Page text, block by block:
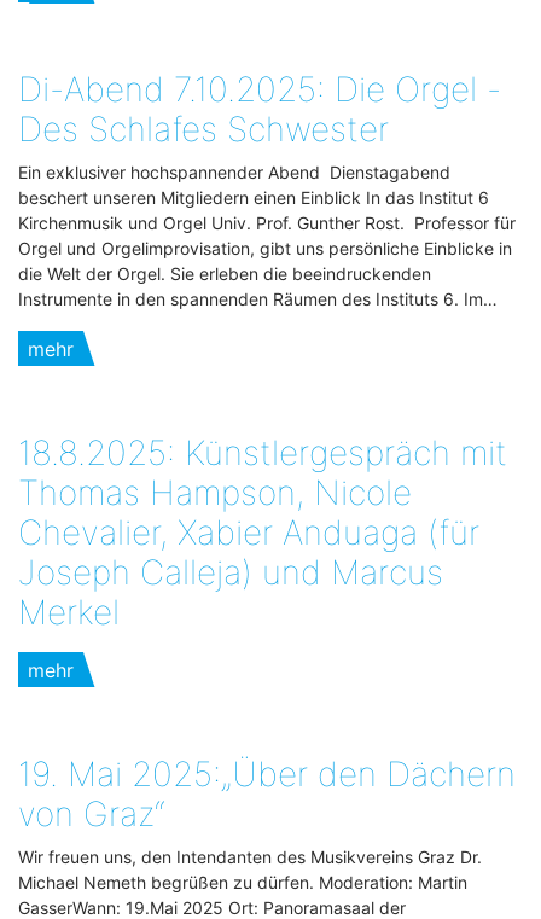
Di-Abend 7.10.2025: Die Orgel -
Des Schlafes Schwester
Ein exklusiver hochspannender Abend Dienstagabend
beschert unseren Mitgliedern einen Einblick In das Institut 6
Kirchenmusik und Orgel Univ. Prof. Gunther Rost. Professor für
Orgel und Orgelimprovisation, gibt uns persönliche Einblicke in
die Welt der Orgel. Sie erleben die beeindruckenden
Instrumente in den spannenden Räumen des Instituts 6. Im…
mehr
18.8.2025: Künstlergespräch mit
Thomas Hampson, Nicole
Chevalier, Xabier Anduaga (für
Joseph Calleja) und Marcus
Merkel
mehr
19. Mai 2025:„Über den Dächern
von Graz“
Wir freuen uns, den Intendanten des Musikvereins Graz Dr.
Michael Nemeth begrüßen zu dürfen. Moderation: Martin
GasserWann: 19.Mai 2025 Ort: Panoramasaal der